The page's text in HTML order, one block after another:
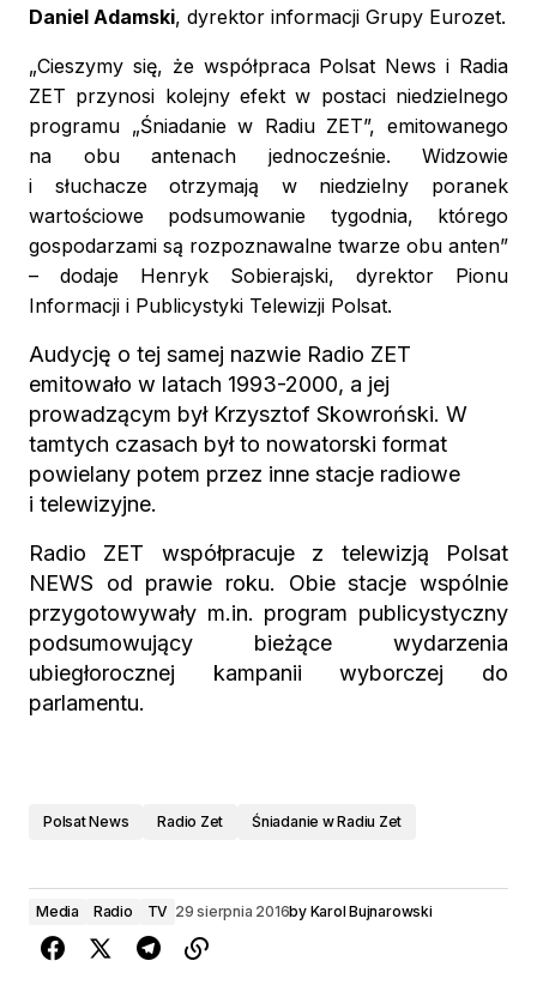
Daniel Adamski, dyrektor informacji Grupy Eurozet.
„Cieszymy się, że współpraca Polsat News i Radia
ZET przynosi kolejny efekt w postaci niedzielnego
programu „Śniadanie w Radiu ZET”, emitowanego
na obu antenach jednocześnie. Widzowie
i słuchacze otrzymają w niedzielny poranek
wartościowe podsumowanie tygodnia, którego
gospodarzami są rozpoznawalne twarze obu anten”
– dodaje Henryk Sobierajski, dyrektor Pionu
Informacji i Publicystyki Telewizji Polsat.
Audycję o tej samej nazwie Radio ZET
emitowało w latach 1993-2000, a jej
prowadzącym był Krzysztof Skowroński. W
tamtych czasach był to nowatorski format
powielany potem przez inne stacje radiowe
i telewizyjne.
Radio ZET współpracuje z telewizją Polsat
NEWS od prawie roku. Obie stacje wspólnie
przygotowywały m.in. program publicystyczny
podsumowujący bieżące wydarzenia
ubiegłorocznej kampanii wyborczej do
parlamentu.
Polsat News Radio Zet Śniadanie w Radiu Zet
Media Radio TV 29 sierpnia 2016by Karol Bujnarowski